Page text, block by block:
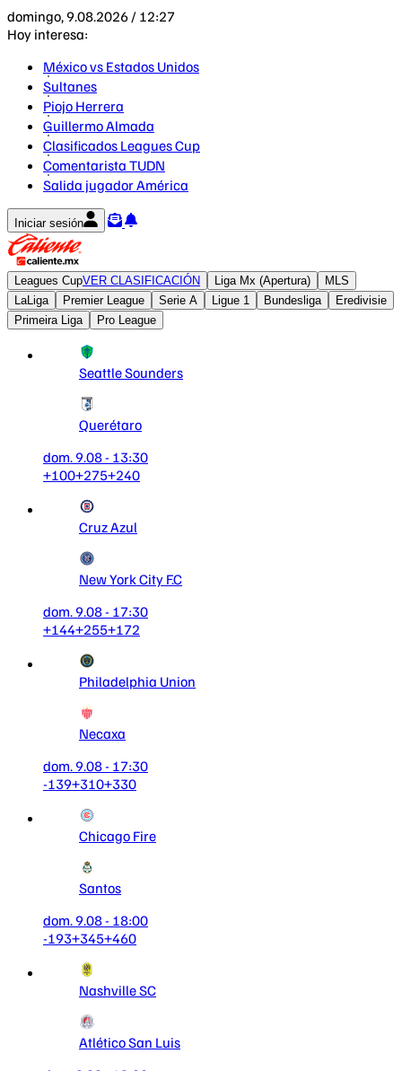
domingo, 9.08.2026 / 12:27
Hoy interesa:
México vs Estados Unidos
Sultanes
Piojo Herrera
Guillermo Almada
Clasificados Leagues Cup
Comentarista TUDN
Salida jugador América
Iniciar sesión
Leagues CupVER CLASIFICACIÓN Liga Mx (Apertura)
MLS
LaLiga
Premier League Serie A Ligue 1 Bundesliga
Eredivisie
Primeira Liga
Pro League
Seattle Sounders
Querétaro
dom. 9.08 - 13:30
+100+275+240
Cruz Azul
New York City F.C
dom. 9.08 - 17:30
+144+255+172
Philadelphia Union
Necaxa
dom. 9.08 - 17:30
-139+310+330
Chicago Fire
Santos
dom. 9.08 - 18:00
-193+345+460
Nashville SC
Atlético San Luis